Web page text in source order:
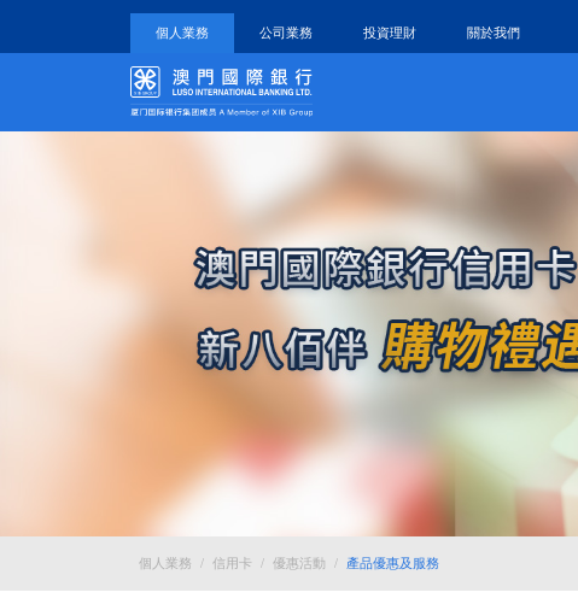
個人業務 公司業務 投資理財 關於我們
個人業務 / 信用卡 / 優惠活動 / 產品優惠及服務